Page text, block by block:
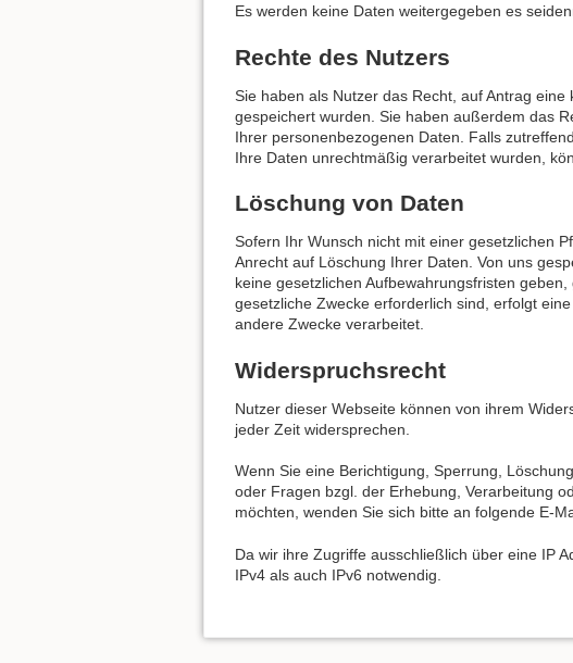
Es werden keine Daten weitergegeben es
Rechte des Nutzers
Sie haben als Nutzer das Recht, auf Antrag
gespeichert wurden. Sie haben außerdem das
Ihrer personenbezogenen Daten. Falls
Ihre Daten unrechtmäßig verarbeitet wurden,
Löschung von Daten
Sofern Ihr Wunsch nicht mit einer gesetzlichen
Anrecht auf Löschung Ihrer Daten. Von uns
keine gesetzlichen Aufbewahrungsfristen
gesetzliche Zwecke erforderlich sind, erfolgt
andere Zwecke verarbeitet.
Widerspruchsrecht
Nutzer dieser Webseite können von ihrem
jeder Zeit widersprechen.
Wenn Sie eine Berichtigung, Sperrung,
oder Fragen bzgl. der Erhebung, Verarbeitung
möchten, wenden Sie sich bitte an folgende E-
Da wir ihre Zugriffe ausschließlich über eine IP
IPv4 als auch IPv6 notwendig.